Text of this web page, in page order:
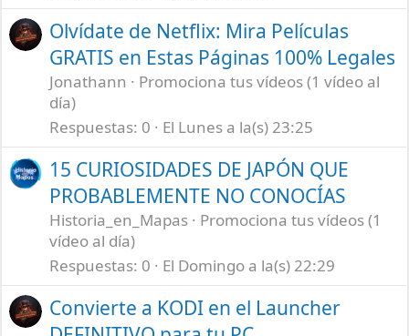
Olvídate de Netflix: Mira Películas
GRATIS en Estas Páginas 100% Legales
Jonathann
Promociona tus vídeos (1 vídeo al
día)
Respuestas 0 El Lunes a la(s) 23:25
15 CURIOSIDADES DE JAPÓN QUE
PROBABLEMENTE NO CONOCÍAS
Historia_en_Mapas
Promociona tus vídeos (1
vídeo al día)
Respuestas 0 El Domingo a la(s) 22:29
Convierte a KODI en el Launcher